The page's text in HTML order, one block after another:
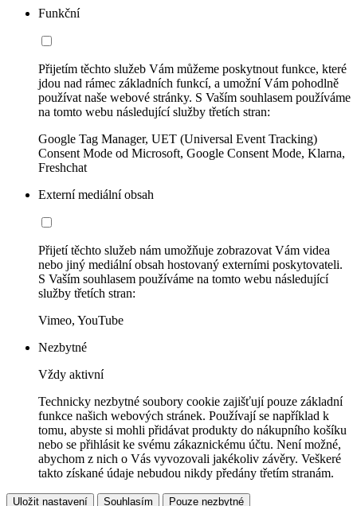
Funkční
Přijetím těchto služeb Vám můžeme poskytnout funkce, které
jdou nad rámec základních funkcí, a umožní Vám pohodlně
používat naše webové stránky. S Vaším souhlasem používáme
na tomto webu následující služby třetích stran:
Google Tag Manager, UET (Universal Event Tracking)
Consent Mode od Microsoft, Google Consent Mode, Klarna,
Freshchat
Externí mediální obsah
Přijetí těchto služeb nám umožňuje zobrazovat Vám videa
nebo jiný mediální obsah hostovaný externími poskytovateli.
S Vaším souhlasem používáme na tomto webu následující
služby třetích stran:
Vimeo, YouTube
Nezbytné
Vždy aktivní
Technicky nezbytné soubory cookie zajišťují pouze základní
funkce našich webových stránek. Používají se například k
tomu, abyste si mohli přidávat produkty do nákupního košíku
nebo se přihlásit ke svému zákaznickému účtu. Není možné,
abychom z nich o Vás vyvozovali jakékoliv závěry. Veškeré
takto získané údaje nebudou nikdy předány třetím stranám.
Uložit nastavení Souhlasím Pouze nezbytné